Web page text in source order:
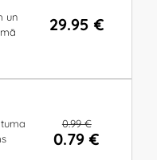
un
29.95 €
0.99 €
0.79 €